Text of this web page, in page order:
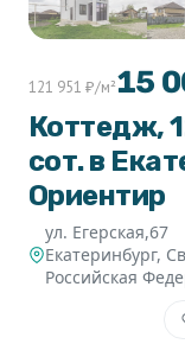
Коттедж,
сот. в
Ориентир
ул. Егерская,67
Екатеринбург,
Российская
121 951 ₽/м²15